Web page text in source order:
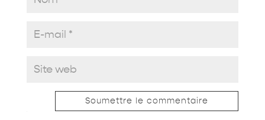
Soumettre le commentaire